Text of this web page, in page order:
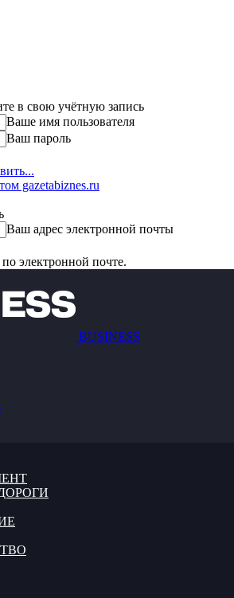
в свою учётную запись
Ваше имя пользователя
Ваш пароль
gazetabiznes.ru
Ваш адрес электронной почты
электронной почте.
BUSINESS